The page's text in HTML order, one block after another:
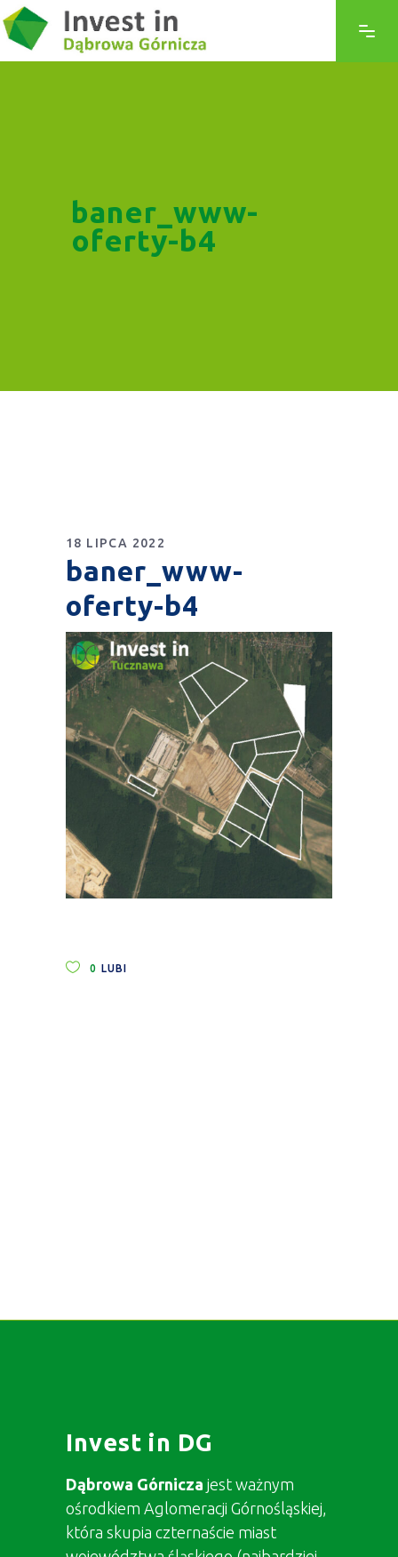
baner_www-
oferty-b4
18 LIPCA 2022
baner_www-
oferty-b4
0 LUBI
Invest in DG
Dąbrowa Górnicza jest ważnym
ośrodkiem Aglomeracji Górnośląskiej,
która skupia czternaście miast